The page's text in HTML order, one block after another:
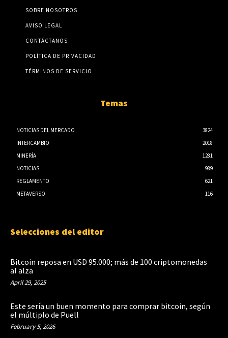
SOBRE NOSOTROS
AVISO LEGAL
CONTÁCTANOS
POLÍTICA DE PRIVACIDAD
TÉRMINOS DE SERVICIO
Temas
NOTICIAS DEL MERCADO
3824
INTERCAMBIO
2018
MINERÍA
1281
NOTICIAS
989
REGLAMENTO
621
METAVERSO
116
Selecciones del editor
Bitcoin reposa en USD 95.000; más de 100 criptomonedas
al alza
April 29, 2025
Este sería un buen momento para comprar bitcoin, según
el múltiplo de Puell
February 5, 2026